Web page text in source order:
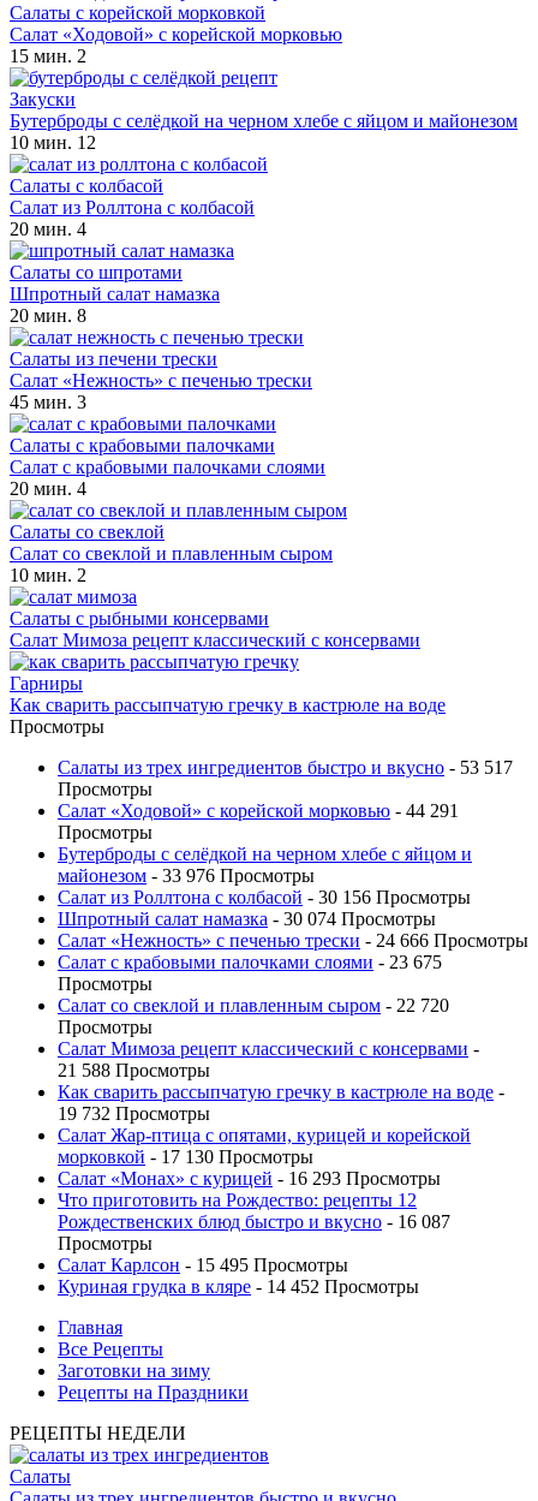
Салаты с корейской морковкой
Салат «Ходовой» с корейской морковью
15 мин. 2
Закуски
Бутерброды с селёдкой на черном хлебе с яйцом и майонезом
10 мин. 12
Салаты с колбасой
Салат из Роллтона с колбасой
20 мин. 4
Салаты со шпротами
Шпротный салат намазка
20 мин. 8
Салаты из печени трески
Салат «Нежность» с печенью трески
45 мин. 3
Салаты с крабовыми палочками
Салат с крабовыми палочками слоями
20 мин. 4
Салаты со свеклой
Салат со свеклой и плавленным сыром
10 мин. 2
Салаты с рыбными консервами
Салат Мимоза рецепт классический с консервами
Гарниры
Как сварить рассыпчатую гречку в кастрюле на воде
Просмотры
Салаты из трех ингредиентов быстро и вкусно - 53 517
Просмотры
Салат «Ходовой» с корейской морковью - 44 291
Просмотры
Бутерброды с селёдкой на черном хлебе с яйцом и
майонезом - 33 976 Просмотры
Салат из Роллтона с колбасой - 30 156 Просмотры
Шпротный салат намазка - 30 074 Просмотры
Салат «Нежность» с печенью трески - 24 666 Просмотры
Салат с крабовыми палочками слоями - 23 675
Просмотры
Салат со свеклой и плавленным сыром - 22 720
Просмотры
Салат Мимоза рецепт классический с консервами -
21 588 Просмотры
Как сварить рассыпчатую гречку в кастрюле на воде -
19 732 Просмотры
Салат Жар-птица с опятами, курицей и корейской
морковкой - 17 130 Просмотры
Салат «Монах» с курицей - 16 293 Просмотры
Что приготовить на Рождество: рецепты 12
Рождественских блюд быстро и вкусно - 16 087
Просмотры
Салат Карлсон - 15 495 Просмотры
Куриная грудка в кляре - 14 452 Просмотры
Главная
Все Рецепты
Заготовки на зиму
Рецепты на Праздники
РЕЦЕПТЫ НЕДЕЛИ
Салаты